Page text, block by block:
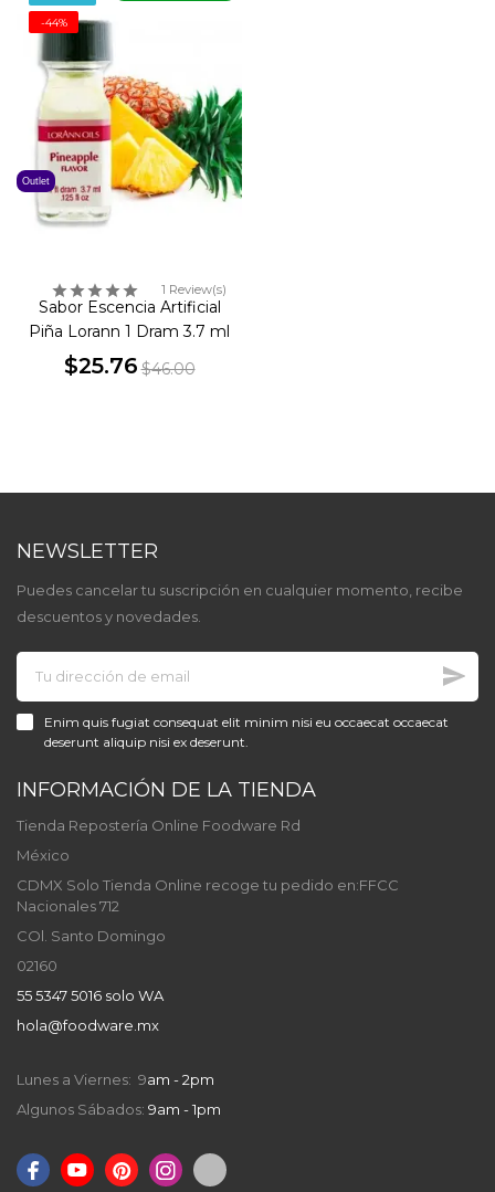
Outlet
1 Review(s)
Sabor Escencia Artificial
Piña Lorann 1 Dram 3.7 ml
$25.76$46.00
-44%
NEWSLETTER
Puedes cancelar tu suscripción en cualquier momento, recibe
descuentos y novedades.
Enim quis fugiat consequat elit minim nisi eu occaecat occaecat
deserunt aliquip nisi ex deserunt.
INFORMACIÓN DE LA TIENDA
Tienda Repostería Online Foodware Rd
México
CDMX Solo Tienda Online recoge tu pedido en:FFCC
Nacionales 712
COl. Santo Domingo
02160
55 5347 5016 solo WA
hola@foodware.mx
Lunes a Viernes: 9am - 2pm
Algunos Sábados: 9am - 1pm